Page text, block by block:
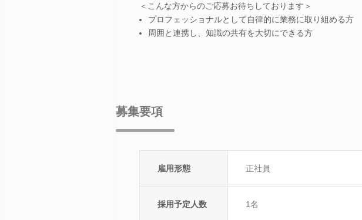
＜こんな方からのご応募お待ちしております＞
プロフェッショナルとして自律的に業務に取り組める方
周囲と連携し、知識の共有を大切にできる方
募集要項
雇用形態 正社員
採用予定人数 1名